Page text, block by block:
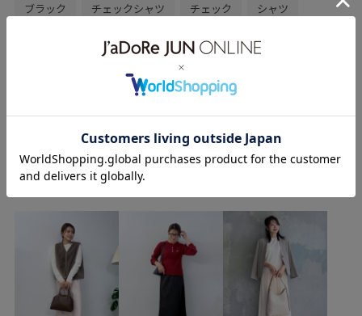
ブラック チェックシャツ チェック シャツ
シャツスタイル グレー
ネイビー ローファー
お出かけコーデ 旅行コーデ アウトドアコーデ
フェスコーデ クリスマスコーデ
大人カジュアル レイヤード パンツスタイル
カジュアルコーデ メンズライク シンプルコーデ
ベーシック ROPÉ PICNIC イエベ春
もっと見る
wancyanのその他のスタイリング